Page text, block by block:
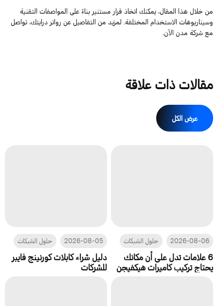
من خلال هذا المقال، يمكنك اتخاذ قرار مستنير بناءً على المواصفات التقنية
وسيناريوهات الاستخدام المختلفة. لمزيد من التفاصيل عنرواتردرايتك، تواصل
مع شركة مدن الآن.
مقالات ذات علاقة
عرض الكل
2026-08-06 حلول الشبكات
6 علامات تدل على أن مكانك
يحتاج تركيب كاميرات هيكفيجن
2026-08-05 حلول الشبكات
دليل شراء كابلات كورنينج فايبر
للشركات